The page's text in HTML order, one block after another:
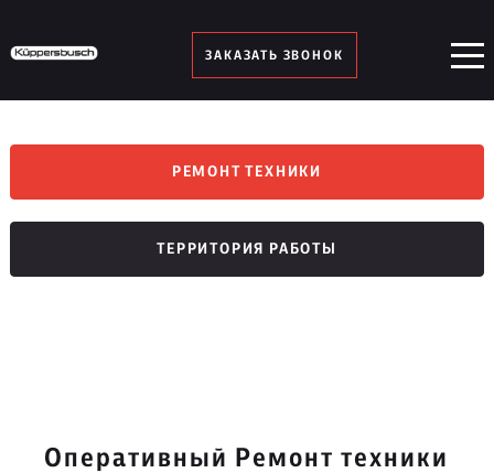
ЗАКАЗАТЬ ЗВОНОК
РЕМОНТ ТЕХНИКИ
ТЕРРИТОРИЯ РАБОТЫ
Оперативный Ремонт техники